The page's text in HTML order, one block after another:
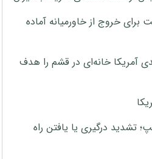
خروج از خاورمیانه آماده
بمب ۲۰۰۰ پوندی آمریکا خانه‌ای در قشم را هدف
تشدید درگیری یا یافتن راه